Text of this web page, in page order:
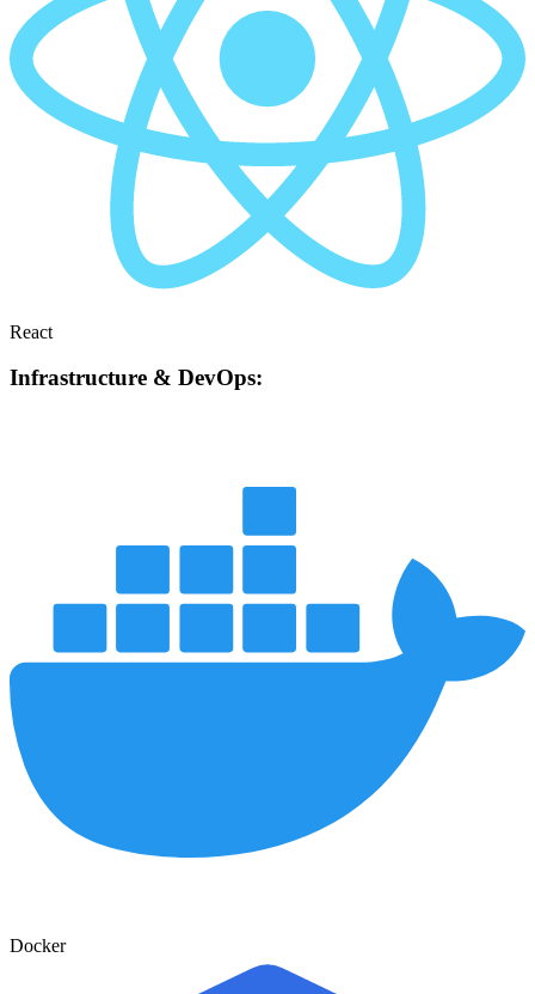
React
Infrastructure & DevOps:
Docker